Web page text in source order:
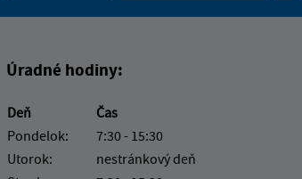
Úradné hodiny:
Deň
Čas
Pondelok:
7:30 - 15:30
Utorok:
nestránkový deň